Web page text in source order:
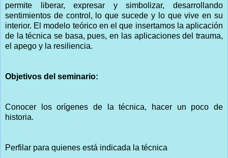
permite liberar, expresar y simbolizar, desarrollando
sentimientos de control, lo que sucede y lo que vive en su
interior. El modelo teórico en el que insertamos la aplicación
de la técnica se basa, pues, en las aplicaciones del trauma,
el apego y la resiliencia.
Objetivos del seminario:
Conocer los orígenes de la técnica, hacer un poco de
historia.
Perfilar para quienes está indicada la técnica